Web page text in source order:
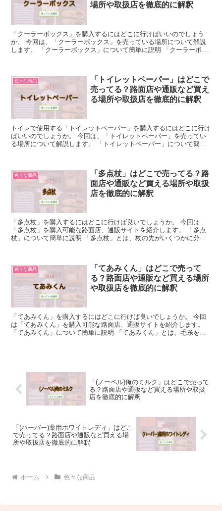
場所や取扱店を徹底的に解釈
「クーラーボックス」を購入するにはどこに行けばいいのでしょう
か。 今回は、「クーラーボックス」を売っている場所について解説
します。 「クーラーボックス」について簡単に説明 「クーラーボッ
色々な商品
「トイレットペーパー」はどこで
売ってる？路面店や通販など買え
る場所や取扱店を徹底的に解釈
トイレで使用する「トイレットペーパー」を購入するにはどこに行け
ばいいのでしょうか。 今回は、「トイレットペーパー」を売ってい
る場所について解説します。 「トイレットペーパー」について簡単
色々な商品
「多点杖」はどこで売ってる？路
面店や通販など買える場所や取扱
店を徹底的に解釈
「多点杖」を購入するにはどこに行けば良いでしょうか。 今回は
「多点杖」を購入可能な路面店、通販サイトを紹介します。 「多点
杖」について簡単に説明 「多点杖」とは、杖の先がいくつかに分か
色々な商品
「てあみくん」はどこで売って
る？路面店や通販など買える場所
や取扱店を徹底的に解釈
「てあみくん」を購入するにはどこに行けば良いでしょうか。 今回
は「てあみくん」を購入可能な路面店、通販サイトを紹介します。
「てあみくん」について簡単に説明 「てあみくん」とは、毛糸を編
「(ノーベル)俺のミルク」はどこで売って
る？路面店や通販など買える場所や取扱
店を徹底的に解釈
「(ハーバー)薬用ホワイトレディ」はどこ
で売ってる？路面店や通販など買える場
所や取扱店を徹底的に解釈
ホーム 色々な商品